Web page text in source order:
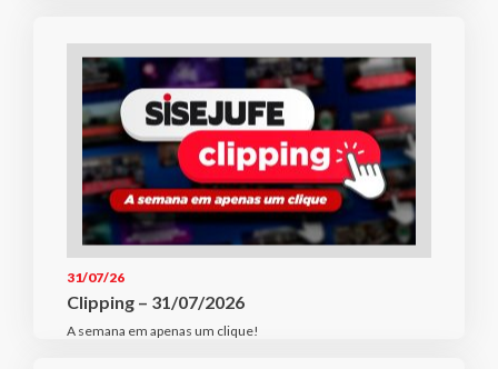
31/07/26
Clipping – 31/07/2026
A semana em apenas um clique!